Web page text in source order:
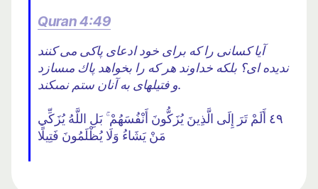
Quran 4:49
آیا کسانی را که برای خود ادعای پاکی می کنند
ندیده ای؟ بلكه خداوند هر كه را بخواهد پاك مى‏سازد
و فتيله‏اى به آنان ستم نمى‏كند.
٤٩ أَلَمْ تَرَ إِلَى الَّذِينَ يُزَكُّونَ أَنْفُسَهُمْ ۚ بَلِ اللَّهُ يُزَكِّي
مَنْ يَشَاءُ وَلَا يُظْلَمُونَ فَتِيلًا